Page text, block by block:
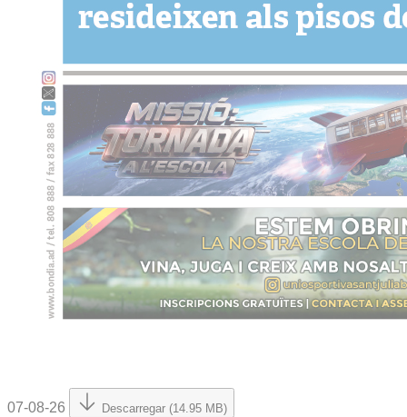
07-08-26 Descarregar (14.95 MB)